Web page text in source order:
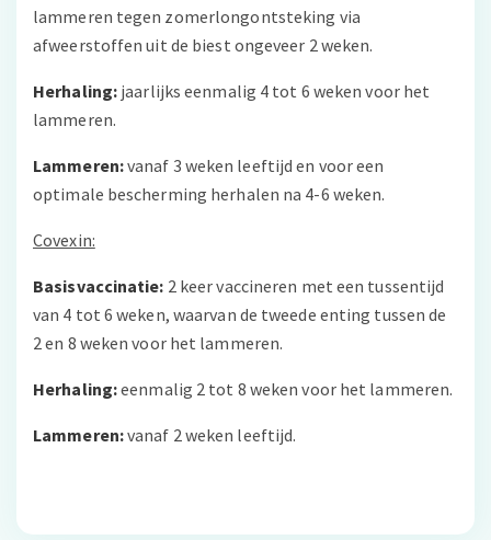
lammeren tegen zomerlongontsteking via
afweerstoffen uit de biest ongeveer 2 weken.
Herhaling: jaarlijks eenmalig 4 tot 6 weken voor het
lammeren.
Lammeren:vanaf 3 weken leeftijd en voor een
optimale bescherming herhalen na 4-6 weken.
Covexin:
Basisvaccinatie: 2 keer vaccineren met een tussentijd
van 4 tot 6 weken, waarvan de tweede enting tussen de
2 en 8 weken voor het lammeren.
Herhaling:eenmalig 2 tot 8 weken voor het lammeren.
Lammeren:vanaf 2 weken leeftijd.